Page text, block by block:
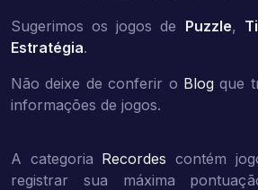
Sugerimos os jogos de Puzzle,
Estratégia.
Não deixe de conferir o Blog que
informações de jogos.
A categoria Recordes contém
registrar sua máxima